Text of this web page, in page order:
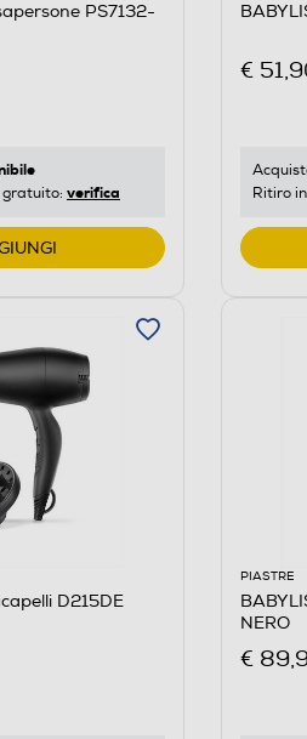
PS7132-
gratuito: verifica
€
Ritiro
D215DE
PIASTRE
NERO
€